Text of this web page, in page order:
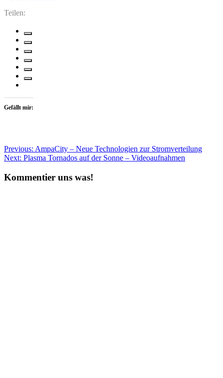
Teilen:
Gefällt mir:
Beitragsnavigation
Previous: AmpaCity – Neue Technologien zur Stromverteilung
Next: Plasma Tornados auf der Sonne – Videoaufnahmen
Kommentier uns was!